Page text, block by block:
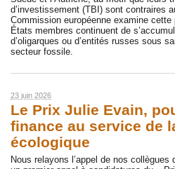
d’investissement (TBI) sont contraires
Commission européenne examine
États membres continuent de
d’oligarques ou d’entités russes sous
secteur fossile.
23 juin 2026
Le Prix Julie Evain,
finance au service de
écologique
Nous relayons l’appel de nos